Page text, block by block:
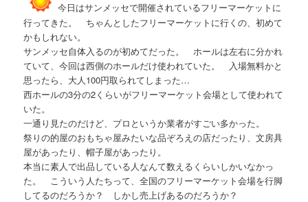
今日はサンメッセで開催されているフリーマーケットに
行ってきた。 ちゃんとしたフリーマーケットに行くの、初めて
かもしれない。
サンメッセ自体入るのが初めてだった。 ホールは左右に分かれ
ていて、今回は西側のホールだけ使われていた。 入場無料かと
思ったら、大人100円取られてしまった…
西ホールの3分の2くらいがフリーマーケット会場として使われて
いた。
一通り見たのだけど、プロというか業者がすごい多かった。
祭りの的屋のおもちゃ屋みたいな品ぞろえの店だったり、文房具
屋があったり、帽子屋があったり。
本当に素人で出品している人なんて数えるくらいしかいなかっ
た。 こういう人たちって、全国のフリーマーケット会場を行脚
してるのだろうか？ しかし売上げあるのだろうか？